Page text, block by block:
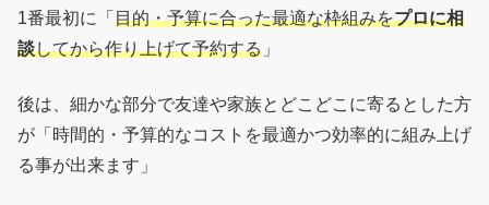
1番最初に「 目的・予算に合った最適な枠組みをプロに相
談してから作り上げて予約する 」
後は、細かな部分で友達や家族とどこどこに寄るとした方
が「時間的・予算的なコストを最適かつ効率的に組み上げ
る事が出来ます」